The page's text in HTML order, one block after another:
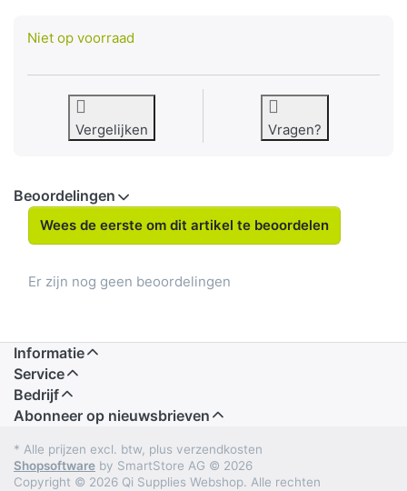
Niet op voorraad
Vergelijken Vragen?
Beoordelingen
Wees de eerste om dit artikel te beoordelen
Er zijn nog geen beoordelingen
Informatie
Service
Bedrijf
Abonneer op nieuwsbrieven
* Alle prijzen excl. btw, plus verzendkosten
Shopsoftware by SmartStore AG © 2026
Copyright © 2026 Qi Supplies Webshop. Alle rechten